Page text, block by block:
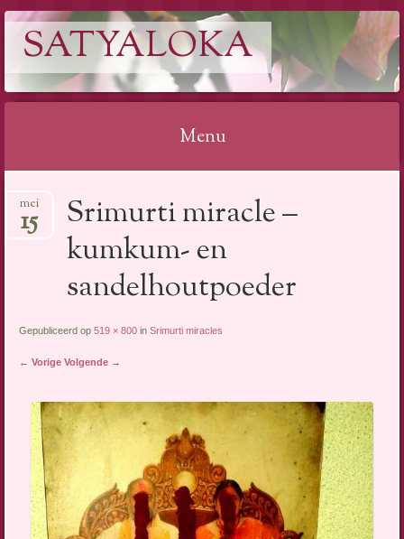
SATYALOKA
Menu
naar
inhoud
Srimurti miracle –
kumkum- en
sandelhoutpoeder
mei
15
Gepubliceerd op519 × 800 inSrimurti miracles
← Vorige Volgende →